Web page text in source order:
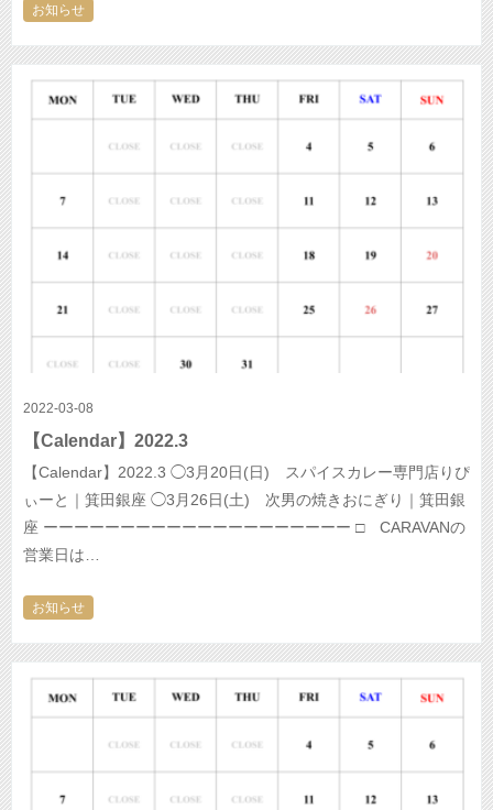
お知らせ
2022-03-08
【Calendar】2022.3
【Calendar】2022.3 ◯3月20日(日) スパイスカレー専門店りぴ
ぃーと｜箕田銀座 ◯3月26日(土) 次男の焼きおにぎり｜箕田銀
座 ーーーーーーーーーーーーーーーーーーーー □ CARAVANの
営業日は…
お知らせ